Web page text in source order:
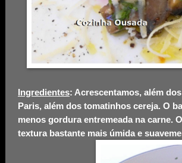
Ingredientes: Acrescentamos, além
Paris, além dos tomatinhos cereja. O
menos gordura entremeada na carne.
textura bastante mais úmida e